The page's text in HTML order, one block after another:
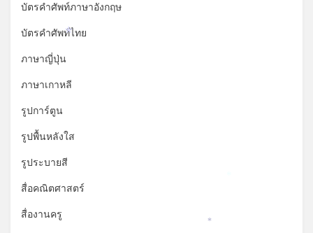
บัตรคำศัพท์ภาษาอังกฤษ
บัตรคำศัพท์ไทย
ภาษาญี่ปุ่น
ภาษาเกาหลี
รูปการ์ตูน
รูปพื้นหลังใส
รูประบายสี
สื่อคณิตศาสตร์
สื่องานครู